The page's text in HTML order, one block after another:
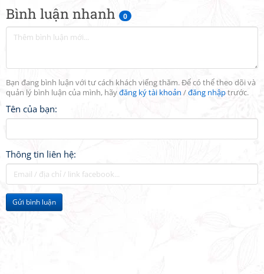
Bình luận nhanh 0
Bạn đang bình luận với tư cách khách viếng thăm. Để có thể theo dõi và
quản lý bình luận của mình, hãyđăng ký tài khoản /đăng nhậptrước.
Tên của bạn:
Thông tin liên hệ:
Gửi bình luận